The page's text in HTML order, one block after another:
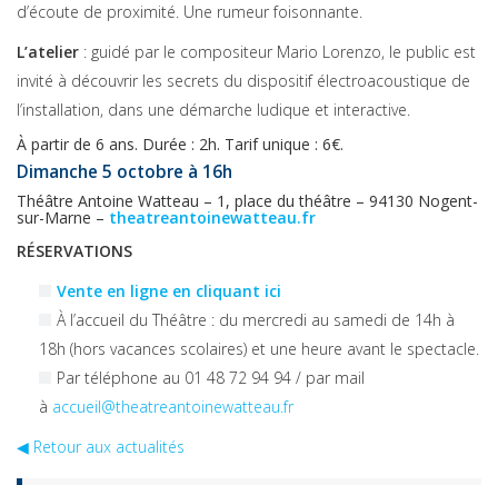
d’écoute de proximité. Une rumeur foisonnante.
L’atelier : guidé par le compositeur Mario Lorenzo, le public est
invité à découvrir les secrets du dispositif électroacoustique de
l’installation, dans une démarche ludique et interactive.
À partir de 6 ans. Durée : 2h. Tarif unique : 6€.
Dimanche 5 octobre à 16h
Théâtre Antoine Watteau – 1, place du théâtre – 94130 Nogent-
sur-Marne – theatreantoinewatteau.fr
RÉSERVATIONS
Vente en ligne en cliquant ici
À l’accueil du Théâtre : du mercredi au samedi de 14h à
18h (hors vacances scolaires) et une heure avant le spectacle.
Par téléphone au 01 48 72 94 94 / par mail
à accueil@theatreantoinewatteau.fr
◀︎ Retour aux actualités